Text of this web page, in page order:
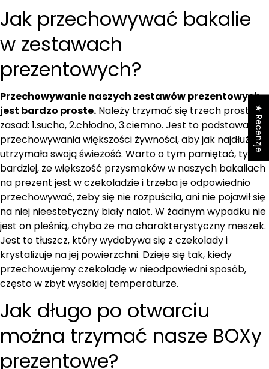
Jak przechowywać bakalie
w zestawach
prezentowych?
Przechowywanie naszych zestawów prezentowych
jest bardzo proste. Należy trzymać się trzech prostych
zasad: 1.sucho, 2.chłodno, 3.ciemno. Jest to podstawa
przechowywania większości żywności, aby jak najdłużej
utrzymała swoją świeżość. Warto o tym pamiętać, tym
bardziej, że większość przysmaków w naszych bakaliach
na prezent jest w czekoladzie i trzeba je odpowiednio
przechowywać, żeby się nie rozpuściła, ani nie pojawił się
na niej nieestetyczny biały nalot. W żadnym wypadku nie
jest on pleśnią, chyba że ma charakterystyczny meszek.
Jest to tłuszcz, który wydobywa się z czekolady i
krystalizuje na jej powierzchni. Dzieje się tak, kiedy
przechowujemy czekoladę w nieodpowiedni sposób,
często w zbyt wysokiej temperaturze.
Jak długo po otwarciu
można trzymać nasze BOXy
prezentowe?
★ Recenzje